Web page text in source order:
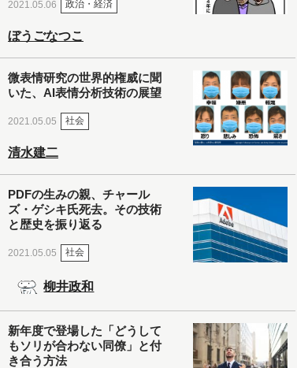
2021.05.06 政治・経済
ぼうごなつこ
微表情研究の世界的権威に聞
いた、AI表情分析技術の展望
2021.05.05 社会
清水建二
PDFの生みの親、チャール
ズ・ゲシキ氏死去。その技術
と歴史を振り返る
2021.05.05 社会
柳井政和
新年度で登場した「どうして
もソリが合わない同僚」と付
き合う方法